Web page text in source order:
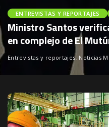
ENTREVISTAS Y REPORTAJES
Ministro Santos
en complejo de El
Entrevistas y reportajes Noticias